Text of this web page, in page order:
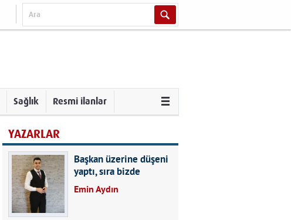
Sağlık Resmi ilanlar
YAZARLAR
Başkan üzerine düşeni
yaptı, sıra bizde
Emin Aydın